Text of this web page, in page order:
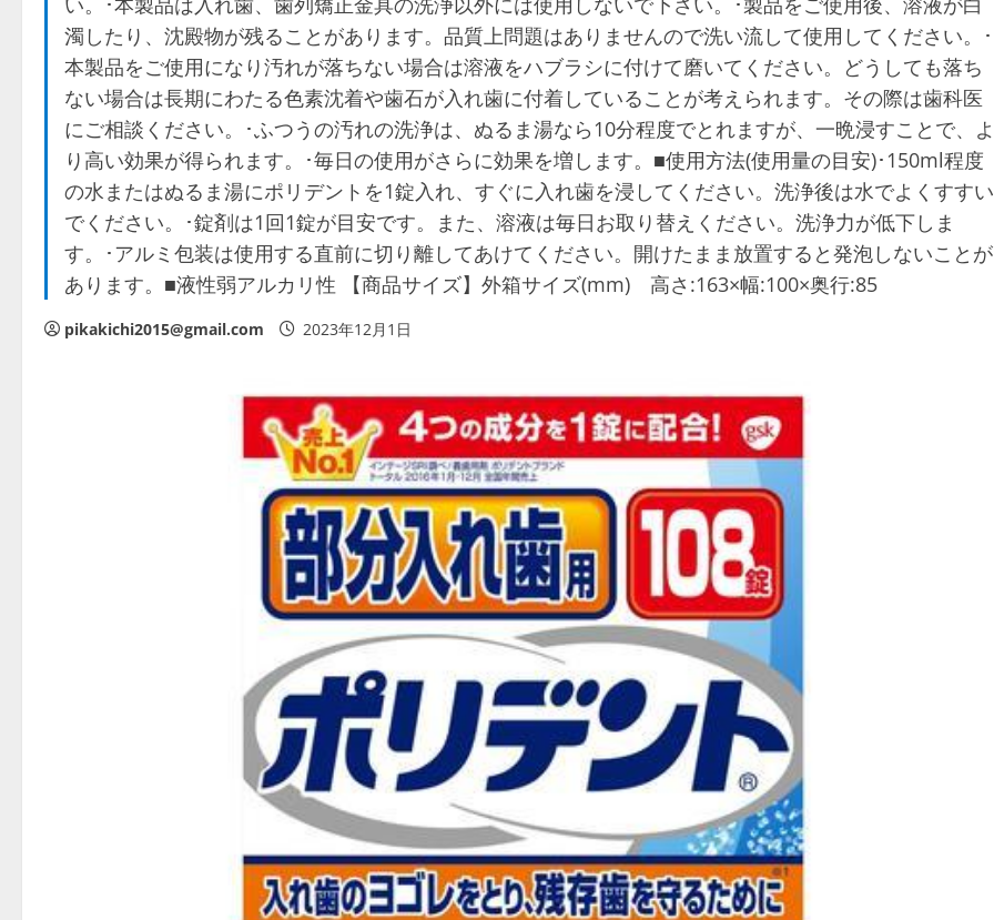
濁したり、沈殿物が残ることがあります。品質上問題はありませんので洗い流して使用してください。･
本製品をご使用になり汚れが落ちない場合は溶液をハブラシに付けて磨いてください。どうしても落ち
ない場合は長期にわたる色素沈着や歯石が入れ歯に付着していることが考えられます。その際は歯科医
にご相談ください。･ふつうの汚れの洗浄は、ぬるま湯なら10分程度でとれますが、一晩浸すことで、よ
り高い効果が得られます。･毎日の使用がさらに効果を増します。■使用方法(使用量の目安)･150ml程度
の水またはぬるま湯にポリデントを1錠入れ、すぐに入れ歯を浸してください。洗浄後は水でよくすすい
でください。･錠剤は1回1錠が目安です。また、溶液は毎日お取り替えください。洗浄力が低下しま
す。･アルミ包装は使用する直前に切り離してあけてください。開けたまま放置すると発泡しないことが
あります。■液性弱アルカリ性 【商品サイズ】外箱サイズ(mm) 高さ:163×幅:100×奥行:85
pikakichi2015@gmail.com 2023年12月1日